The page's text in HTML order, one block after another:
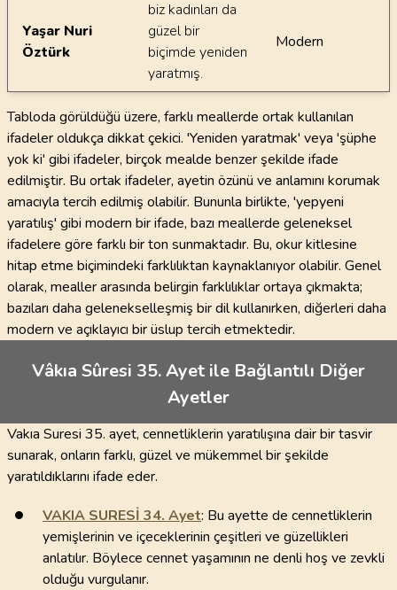
Yaşar Nuri
Öztürk
biz kadınları da
güzel bir
biçimde yeniden
yaratmış.
Modern
Tabloda görüldüğü üzere, farklı meallerde ortak kullanılan
ifadeler oldukça dikkat çekici. 'Yeniden yaratmak' veya 'şüphe
yok ki' gibi ifadeler, birçok mealde benzer şekilde ifade
edilmiştir. Bu ortak ifadeler, ayetin özünü ve anlamını korumak
amacıyla tercih edilmiş olabilir. Bununla birlikte, 'yepyeni
yaratılış' gibi modern bir ifade, bazı meallerde geleneksel
ifadelere göre farklı bir ton sunmaktadır. Bu, okur kitlesine
hitap etme biçimindeki farklılıktan kaynaklanıyor olabilir. Genel
olarak, mealler arasında belirgin farklılıklar ortaya çıkmakta;
bazıları daha gelenekselleşmiş bir dil kullanırken, diğerleri daha
modern ve açıklayıcı bir üslup tercih etmektedir.
Vâkıa Sûresi 35. Ayet ile Bağlantılı Diğer
Ayetler
Vakıa Suresi 35. ayet, cennetliklerin yaratılışına dair bir tasvir
sunarak, onların farklı, güzel ve mükemmel bir şekilde
yaratıldıklarını ifade eder.
VAKIA SURESİ 34. Ayet: Bu ayette de cennetliklerin
yemişlerinin ve içeceklerinin çeşitleri ve güzellikleri
anlatılır. Böylece cennet yaşamının ne denli hoş ve zevkli
olduğu vurgulanır.